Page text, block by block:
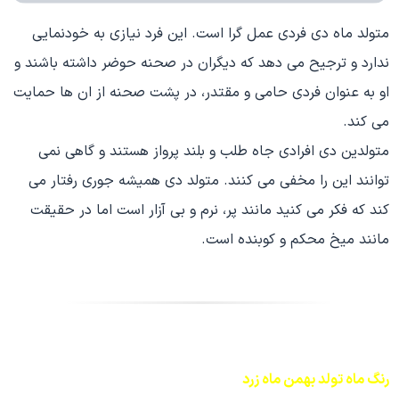
متولد ماه دی فردی عمل گرا است. این فرد نیازی به خودنمایی
ندارد و ترجیح می دهد که دیگران در صحنه حوضر داشته باشند و
او به عنوان فردی حامی و مقتدر، در پشت صحنه از ان ها حمایت
می کند.
متولدین دی افرادی جاه طلب و بلند پرواز هستند و گاهی نمی
توانند این را مخفی می کنند. متولد دی همیشه جوری رفتار می
کند که فکر می کنید مانند پر، نرم و بی آزار است اما در حقیقت
مانند میخ محکم و کوبنده است.
رنگ ماه تولد بهمن ماه زرد